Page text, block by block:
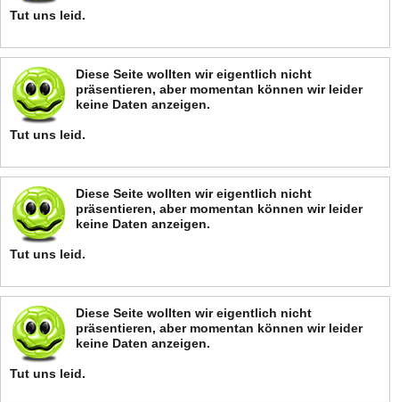
Tut uns leid.
Diese Seite wollten wir eigentlich nicht
präsentieren, aber momentan können wir leider
keine Daten anzeigen.
Tut uns leid.
Diese Seite wollten wir eigentlich nicht
präsentieren, aber momentan können wir leider
keine Daten anzeigen.
Tut uns leid.
Diese Seite wollten wir eigentlich nicht
präsentieren, aber momentan können wir leider
keine Daten anzeigen.
Tut uns leid.